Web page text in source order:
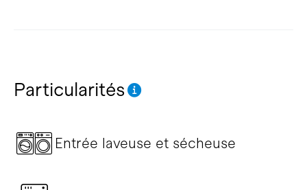
Particularités
Entrée laveuse et sécheuse